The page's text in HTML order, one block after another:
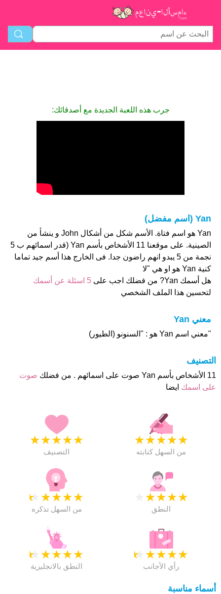
جرب هذه اللعبة الجديدة مع أصدقائك:
Yan (اسم مفضل)
Yan هو اسم فتاة. الأسم شكل من أشكال John و ينشأ من
الصينية. على موقعنا 11 الأشخاص بأسم Yan (قدر اسمائهم ب 5
نجمة من 5 يبدو انهم راضون جدا. فى الخارج هذا أسم جيد تماما
كنية Yan هو او هي "لا
هل أسمك Yan? من فضلك اجب على
5 اسئلة عن أسمك
لتحسين هذا الملف الشخصي
معني Yan
"معني اسم Yan هو : "السنونو (الطيور)
التصنيف
11 الأشخاص بأسم Yan صوت على اسمائهم . من فضلك
صوت
على اسمك ايضا
★
★
★
★
★
التصنيف
★
★
★
★
★
من السهل كتابته
★
★
★
★
★
من السهل تذكره
★
★
★
★
النطق
★
★
★
★
★
النطق بالانجليزية
★
★
★
★
★
رأي الأجانب
أسماء مناسبة